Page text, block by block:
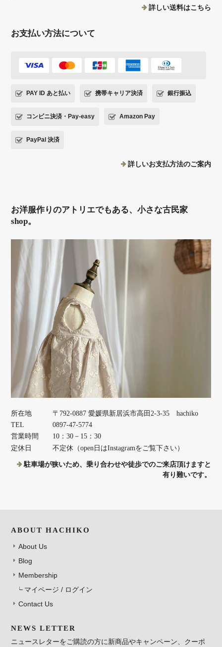
詳しい送料はこちら
お支払い方法について
PAY ID あと払い 携帯キャリア決済 銀行振込
コンビニ決済・Pay-easy Amazon Pay
PayPal 決済
詳しいお支払方法のご案内
お洋服作りのアトリエでもある、小さな古民家
shop。
所在地
〒792-0887 愛媛県新居浜市高田2-3-35 hachiko
TEL
0897-47-5774
営業時間
10：30－15：30
定休日
不定休（open日はInstagramをご覧下さい）
駐車場が狭いため、乗り合わせや徒歩でのご来店頂けますと
有り難いです。
ABOUT HACHIKO
About Us
Blog
Membership
マイページ / ログイン
Contact Us
NEWS LETTER
ニュースレターをご購読の方に新商品やキャンペーン、クーポ